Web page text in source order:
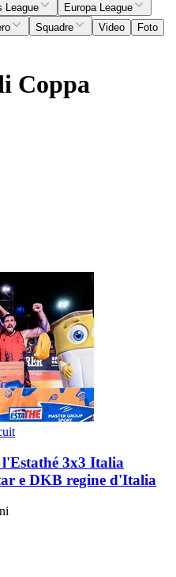
League
Europa League
Squadre Video
Foto
Coppa
3x3 Italia
e DKB regine d'Italia